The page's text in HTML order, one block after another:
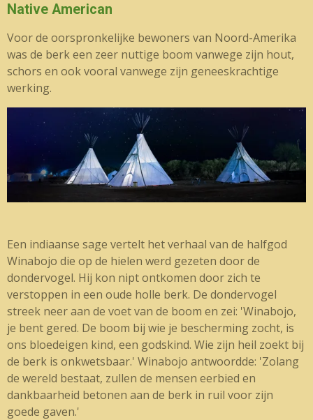
Native American
Voor de oorspronkelijke bewoners van Noord-Amerika
was de berk een zeer nuttige boom vanwege zijn hout,
schors en ook vooral vanwege zijn geneeskrachtige
werking.
Een indiaanse sage vertelt het verhaal van de halfgod
Winabojo die op de hielen werd gezeten door de
dondervogel. Hij kon nipt ontkomen door zich te
verstoppen in een oude holle berk. De dondervogel
streek neer aan de voet van de boom en zei: 'Winabojo,
je bent gered. De boom bij wie je bescherming zocht, is
ons bloedeigen kind, een godskind. Wie zijn heil zoekt bij
de berk is onkwetsbaar.' Winabojo antwoordde: 'Zolang
de wereld bestaat, zullen de mensen eerbied en
dankbaarheid betonen aan de berk in ruil voor zijn
goede gaven.'